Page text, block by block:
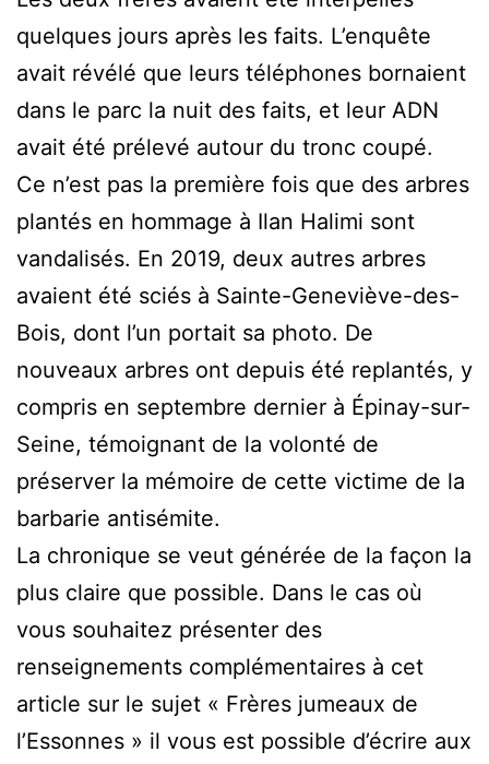
quelques jours après les faits. L’enquête
avait révélé que leurs téléphones bornaient
dans le parc la nuit des faits, et leur ADN
avait été prélevé autour du tronc coupé.
Ce n’est pas la première fois que des arbres
plantés en hommage à Ilan Halimi sont
vandalisés. En 2019, deux autres arbres
avaient été sciés à Sainte-Geneviève-des-
Bois, dont l’un portait sa photo. De
nouveaux arbres ont depuis été replantés, y
compris en septembre dernier à Épinay-sur-
Seine, témoignant de la volonté de
préserver la mémoire de cette victime de la
barbarie antisémite.
La chronique se veut générée de la façon la
plus claire que possible. Dans le cas où
vous souhaitez présenter des
renseignements complémentaires à cet
article sur le sujet « Frères jumeaux de
l’Essonnes » il vous est possible d’écrire aux